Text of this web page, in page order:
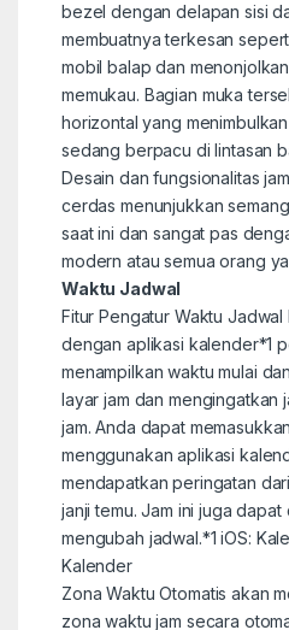
bezel dengan delapan sisi
membuatnya terkesan
mobil balap dan
memukau. Bagian muka
horizontal yang
sedang berpacu di lintasan
Desain dan fungsionalitas
cerdas menunjukkan
saat ini dan sangat pas
modern atau semua orang
Waktu Jadwal
Fitur Pengatur Waktu
dengan aplikasi kalender*1
menampilkan waktu mulai
layar jam dan mengingatkan
jam. Anda dapat
menggunakan aplikasi
mendapatkan peringatan
janji temu. Jam ini juga
mengubah jadwal.*1 iOS:
Kalender
Zona Waktu Otomatis akan
zona waktu jam secara